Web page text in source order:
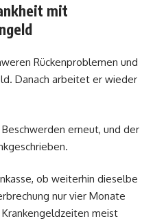
mit
Rückenproblemen und
Danach arbeitet er wieder
erneut, und der
ob weiterhin dieselbe
nur vier Monate
meist